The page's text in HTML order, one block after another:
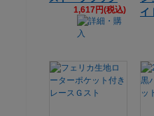
1,617円(税込)
イ